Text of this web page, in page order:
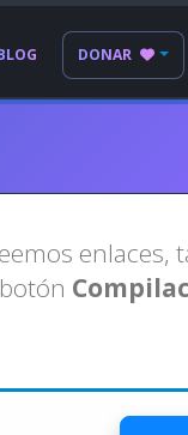
DONAR
enlaces,